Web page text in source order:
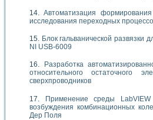
Автоматизация
исследования переходных
Блок гальванической развязки
NI USB-6009
Разработка
относительного остаточного
сверхпроводников
Применение среды
возбуждения комбинационных
Дер Поля